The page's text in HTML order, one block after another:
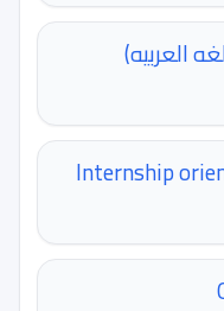
العربيه)
Internship